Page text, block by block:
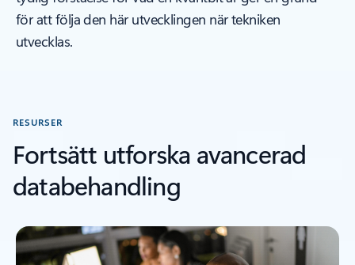
för att följa den här utvecklingen när tekniken
utvecklas.
RESURSER
Fortsätt utforska avancerad
databehandling